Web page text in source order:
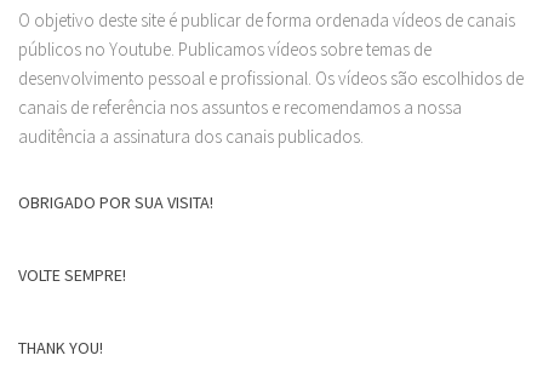
O objetivo deste site é publicar de forma ordenada vídeos de canais
públicos no Youtube. Publicamos vídeos sobre temas de
desenvolvimento pessoal e profissional. Os vídeos são escolhidos de
canais de referência nos assuntos e recomendamos a nossa
auditência a assinatura dos canais publicados.
OBRIGADO POR SUA VISITA!
VOLTE SEMPRE!
THANK YOU!